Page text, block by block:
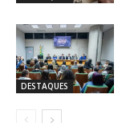
DESTAQUES